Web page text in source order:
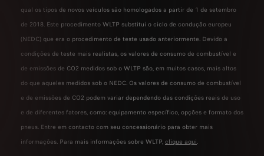
qual os tipos de novos veículos são homologados a partir de 1 de setembro
de 2018. Este procedimento WLTP substitui o ciclo de condução europeu
(NEDC) que era o procedimento de teste usado anteriormente. Devido a
condições de teste mais realistas, os valores de consumo de combustível e
de emissões de CO2 medidos sob o WLTP são, em muitos casos, mais altos
do que aqueles medidos sob o NEDC. Os valores de consumo de combustível
e de emissões de CO2 podem variar dependendo das condições reais de uso
e de diferentes fatores, como: equipamento específico, opções e formato dos
pneus. Entre em contacto com seu concessionário para obter mais
informações. Para mais informações sobre WLTP, clique aqui.